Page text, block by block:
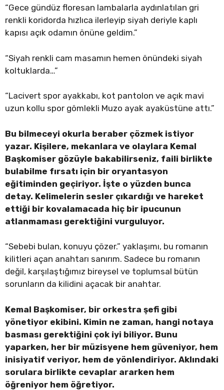
“Gece gündüz floresan lambalarla aydınlatılan gri
renkli koridorda hızlıca ilerleyip siyah deriyle kaplı
kapısı açık odamın önüne geldim.”
“Siyah renkli cam masamın hemen önündeki siyah
koltuklarda…”
“Lacivert spor ayakkabı, kot pantolon ve açık mavi
uzun kollu spor gömlekli Muzo ayak ayaküstüne attı.”
Bu bilmeceyi okurla beraber çözmek istiyor
yazar. Kişilere, mekanlara ve olaylara Kemal
Başkomiser gözüyle bakabilirseniz, faili birlikte
bulabilme fırsatı için bir oryantasyon
eğitiminden geçiriyor. İşte o yüzden bunca
detay. Kelimelerin sesler çıkardığı ve hareket
ettiği bir kovalamacada hiç bir ipucunun
atlanmaması gerektiğini vurguluyor.
“Sebebi bulan, konuyu çözer.” yaklaşımı, bu romanın
kilitleri açan anahtarı sanırım. Sadece bu romanın
değil, karşılaştığımız bireysel ve toplumsal bütün
sorunların da kilidini açacak bir anahtar.
Kemal Başkomiser, bir orkestra şefi gibi
yönetiyor ekibini. Kimin ne zaman, hangi notaya
basması gerektiğini çok iyi biliyor. Bunu
yaparken, her bir müzisyene hem güveniyor, hem
inisiyatif veriyor, hem de yönlendiriyor. Aklındaki
sorulara birlikte cevaplar ararken hem
öğreniyor hem öğretiyor.